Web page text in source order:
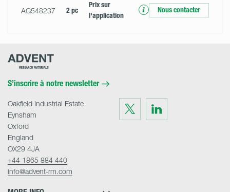
AG548237 2 pc
Prix ​​sur
l'application
Nous contacter
Advent
S’inscrire à notre newsletter
Visit
us
on
Twitter
Visit
on
LinkedIn
Oakfield Industrial Estate
Eynsham
Oxford
England
OX29 4JA
+44 1865 884 440
info@advent-rm.com